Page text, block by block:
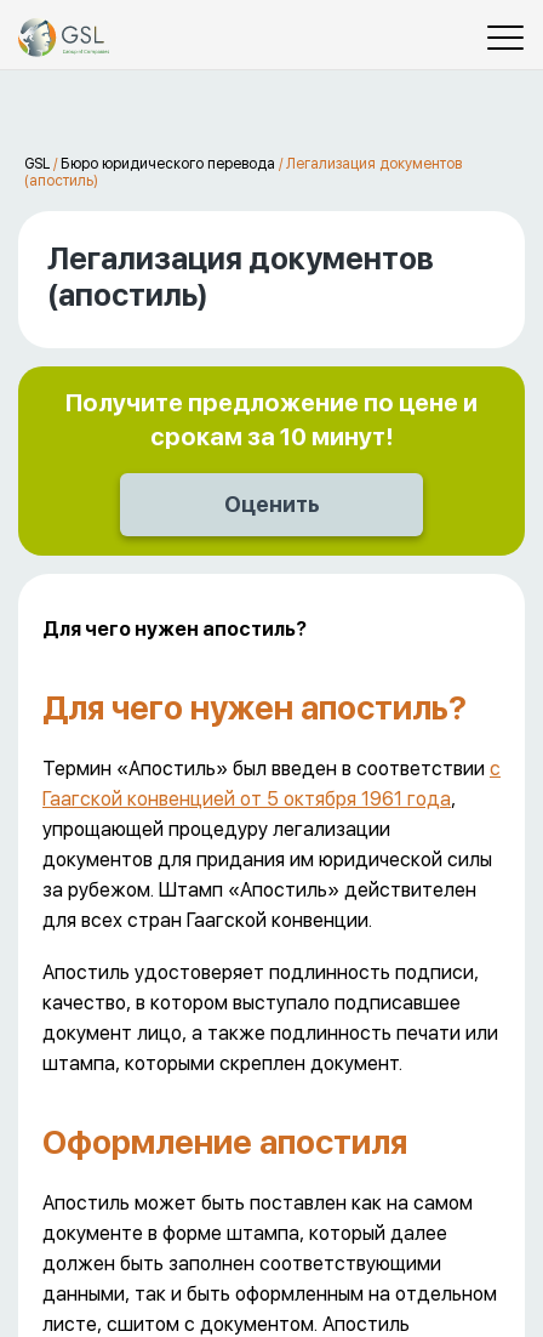
GSL / Бюро юридического перевода /Легализация документов
(апостиль)
Легализация документов
(апостиль)
Получите предложение по цене и
срокам за 10 минут!
Для чего нужен апостиль?
Для чего нужен апостиль?
Термин «Апостиль» был введен в соответствии с
Гаагской конвенцией от 5 октября 1961 года,
упрощающей процедуру легализации
документов для придания им юридической силы
за рубежом. Штамп «Апостиль» действителен
для всех стран Гаагской конвенции.
Апостиль удостоверяет подлинность подписи,
качество, в котором выступало подписавшее
документ лицо, а также подлинность печати или
штампа, которыми скреплен документ.
Оформление апостиля
Апостиль может быть поставлен как на самом
документе в форме штампа, который далее
должен быть заполнен соответствующими
данными, так и быть оформленным на отдельном
листе, сшитом с документом. Апостиль